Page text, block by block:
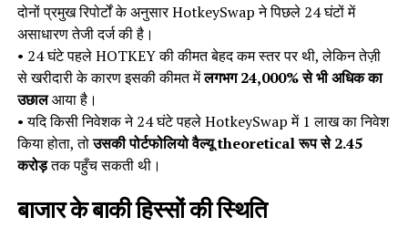
दोनों प्रमुख रिपोर्टों के अनुसार HotkeySwap ने पिछले 24 घंटों में
असाधारण तेजी दर्ज की है।
• 24 घंटे पहले HOTKEY की कीमत बेहद कम स्तर पर थी, लेकिन तेज़ी
से खरीदारी के कारण इसकी कीमत मेंलगभग 24,000% से भी अधिक का
उछालआया है।
• यदि किसी निवेशक ने 24 घंटे पहले HotkeySwap में ₹1 लाख का निवेश
किया होता, तोउसकी पोर्टफोलियो वैल्यू theoretical रूप से ₹2.45
करोड़तक पहुँच सकती थी।
बाजार के बाकी हिस्सों की स्थिति